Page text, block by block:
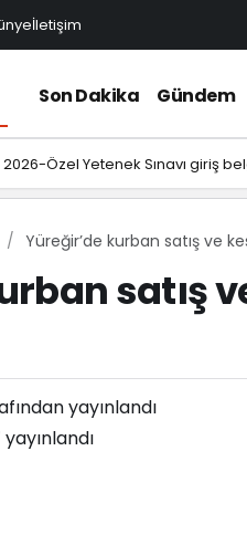
İletişim
Son Dakika Gündem
2026-Özel Yetenek Sınavı giriş
Yüreğir’de kurban satış ve
satış
yayınlandı
yayınlandı